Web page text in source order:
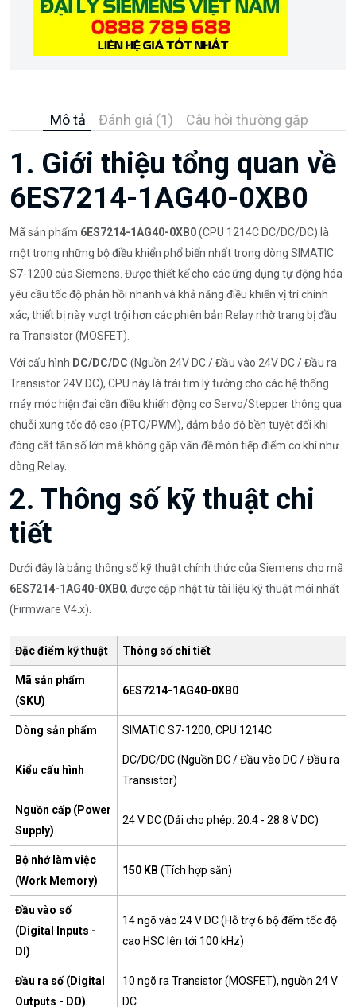
Mô tả Đánh giá (1) Câu hỏi thường gặp
1. Giới thiệu tổng quan về
6ES7214-1AG40-0XB0
Mã sản phẩm 6ES7214-1AG40-0XB0(CPU 1214C DC/DC/DC) là
một trong những bộ điều khiển phổ biến nhất trong dòng SIMATIC
S7-1200 của Siemens. Được thiết kế cho các ứng dụng tự động hóa
yêu cầu tốc độ phản hồi nhanh và khả năng điều khiển vị trí chính
xác, thiết bị này vượt trội hơn các phiên bản Relay nhờ trang bị đầu
ra Transistor (MOSFET).
Với cấu hình DC/DC/DC (Nguồn 24V DC / Đầu vào 24V DC / Đầu ra
Transistor 24V DC), CPU này là trái tim lý tưởng cho các hệ thống
máy móc hiện đại cần điều khiển động cơ Servo/Stepper thông qua
chuỗi xung tốc độ cao (PTO/PWM), đảm bảo độ bền tuyệt đối khi
đóng cắt tần số lớn mà không gặp vấn đề mòn tiếp điểm cơ khí như
dòng Relay.
2. Thông số kỹ thuật chi
tiết
Dưới đây là bảng thông số kỹ thuật chính thức của Siemens cho mã
6ES7214-1AG40-0XB0, được cập nhật từ tài liệu kỹ thuật mới nhất
(Firmware V4.x).
Đặc điểm kỹ thuật Thông số chi tiết
Mã sản phẩm
(SKU)
6ES7214-1AG40-0XB0
Dòng sản phẩm SIMATIC S7-1200, CPU 1214C
Kiểu cấu hình
DC/DC/DC (Nguồn DC / Đầu vào DC / Đầu ra
Transistor)
Nguồn cấp (Power
Supply)
24 V DC (Dải cho phép: 20.4 - 28.8 V DC)
Bộ nhớ làm việc
(Work Memory)
150 KB (Tích hợp sẵn)
Đầu vào số
(Digital Inputs -
DI)
14 ngõ vào 24 V DC (Hỗ trợ 6 bộ đếm tốc độ
cao HSC lên tới 100 kHz)
Đầu ra số (Digital
Outputs - DO)
10 ngõ ra Transistor (MOSFET), nguồn 24 V
DC